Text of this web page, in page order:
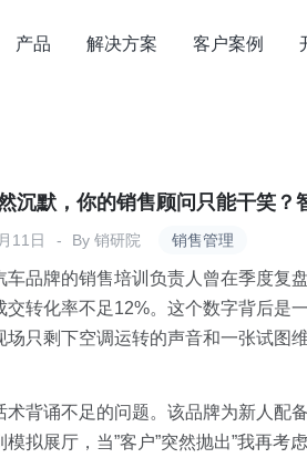
产品 解决方案 客户案例
销售管理
沉默，你的销售顾问只能干笑？
11日 By 销研院
车品牌的销售培训负责人曾在季度复
交转化率不足12%。这个数字背后
场只剩下空调运转的声音和一张试图
术背诵不足的问题。该品牌为新人配
模拟展厅，当”客户”突然抛出”我再